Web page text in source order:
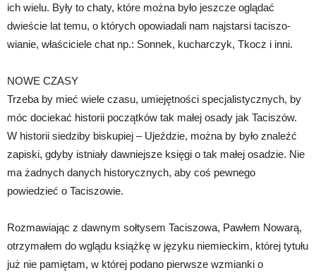
ich wielu. Były to chaty, które można było jeszcze oglądać
dwieście lat temu, o których opowiadali nam najstarsi taciszo-
wianie, właściciele chat np.: Sonnek, kucharczyk, Tkocz i inni.
NOWE CZASY
Trzeba by mieć wiele czasu, umiejętności specjalistycznych, by
móc dociekać historii początków tak małej osady jak Taciszów.
W historii siedziby biskupiej – Ujeździe, można by było znaleźć
zapiski, gdyby istniały dawniejsze księgi o tak małej osadzie. Nie
ma żadnych danych historycznych, aby coś pewnego
powiedzieć o Taciszowie.
Rozmawiając z dawnym sołtysem Taciszowa, Pawłem Nowarą,
otrzymałem do wglądu książkę w języku niemieckim, której tytułu
już nie pamiętam, w której podano pierwsze wzmianki o